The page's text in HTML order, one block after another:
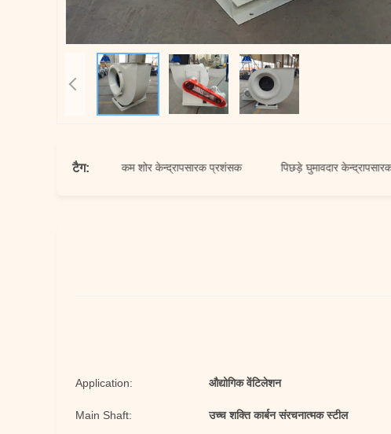
टैग:कम शोर केन्द्रापसारक प्रशंसक पिछड़े घुमावदार केन्द्रापसारक प्रशंसक
Application: औद्योगिक वेंटिलेशन
Main Shaft: उच्च शक्ति कार्बन संरचनात्मक स्टील